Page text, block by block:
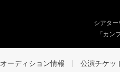
シアタ
「カン
オーディション情報 公演チケッ